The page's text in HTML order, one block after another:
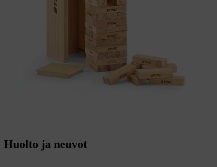
Huolto ja neuvot